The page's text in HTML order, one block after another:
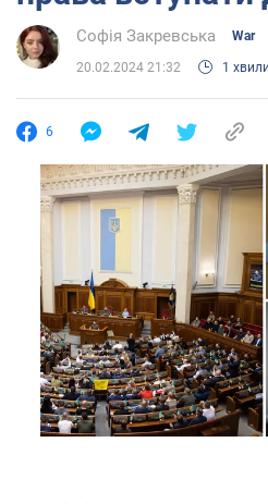
Софія Закревська War
20.02.2024 21:32 1
6